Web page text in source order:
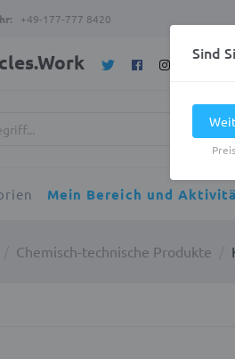
+49-177-777 8420
Mein Bereich und
Chemisch-technische Produkte
Sind